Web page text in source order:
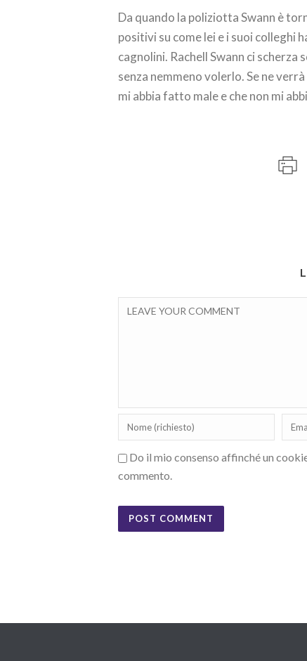
Da quando la poliziotta Swann è
positivi su come lei e i suoi colleghi
cagnolini. Rachell Swann ci
senza nemmeno volerlo. Se ne
mi abbia fatto male e che non mi
Do il mio consenso affinché un
commento.